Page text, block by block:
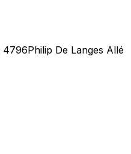
4796Philip De Langes Allé